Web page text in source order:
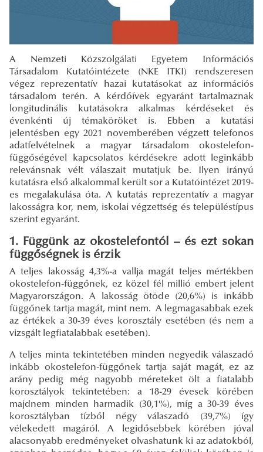
A Nemzeti Közszolgálati Egyetem Információs
Társadalom Kutatóintézete (NKE ITKI) rendszeresen
végez reprezentatív hazai kutatásokat az információs
társadalom terén. A kérdőívek egyaránt tartalmaznak
longitudinális kutatásokra alkalmas kérdéseket és
évenkénti új témaköröket is. Ebben a kutatási
jelentésben egy 2021 novemberében végzett telefonos
adatfelvételnek a magyar társadalom okostelefon-
függőségével kapcsolatos kérdésekre adott leginkább
relevánsnak vélt válaszait mutatjuk be. Ilyen irányú
kutatásra első alkalommal került sor a Kutatóintézet 2019-
es megalakulása óta. A kutatás reprezentatív a magyar
lakosságra kor, nem, iskolai végzettség és településtípus
szerint egyaránt.
1. Függünk az okostelefontól – és ezt sokan
függőségnek is érzik
A teljes lakosság 4,3%-a vallja magát teljes mértékben
okostelefon-függőnek, ez közel fél millió embert jelent
Magyarországon. A lakosság ötöde (20,6%) is inkább
függőnek tartja magát, mint nem. A legmagasabbak ezek
az értékek a 30-39 éves korosztály esetében (és nem a
vizsgált legfiatalabbak esetében).
A teljes minta tekintetében minden negyedik válaszadó
inkább okostelefon-függőnek tartja saját magát, ez az
arány pedig még nagyobb méreteket ölt a fiatalabb
korosztályok tekintetében: a 18-29 évesek körében
majdnem minden harmadik (30,1%), míg a 30-39 éves
korosztályban tízből négy válaszadó (39,7%) így
vélekedett magáról. A legidősebbek körében jóval
alacsonyabb eredményeket olvashatunk ki az adatokból,